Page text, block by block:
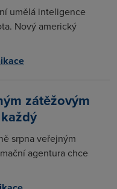
umělá inteligence
Nový americký
zátěžovým
srpna veřejným
agentura chce